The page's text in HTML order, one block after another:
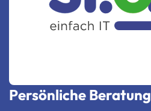
Persönliche Beratung